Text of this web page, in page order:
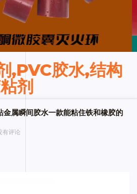
,PVC胶水,结构
剂
金属瞬间胶水一款能粘住铁和橡胶的
有评论